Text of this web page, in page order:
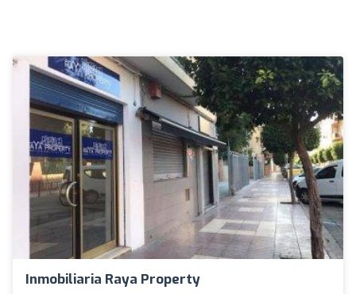
Inmobiliaria Raya Property